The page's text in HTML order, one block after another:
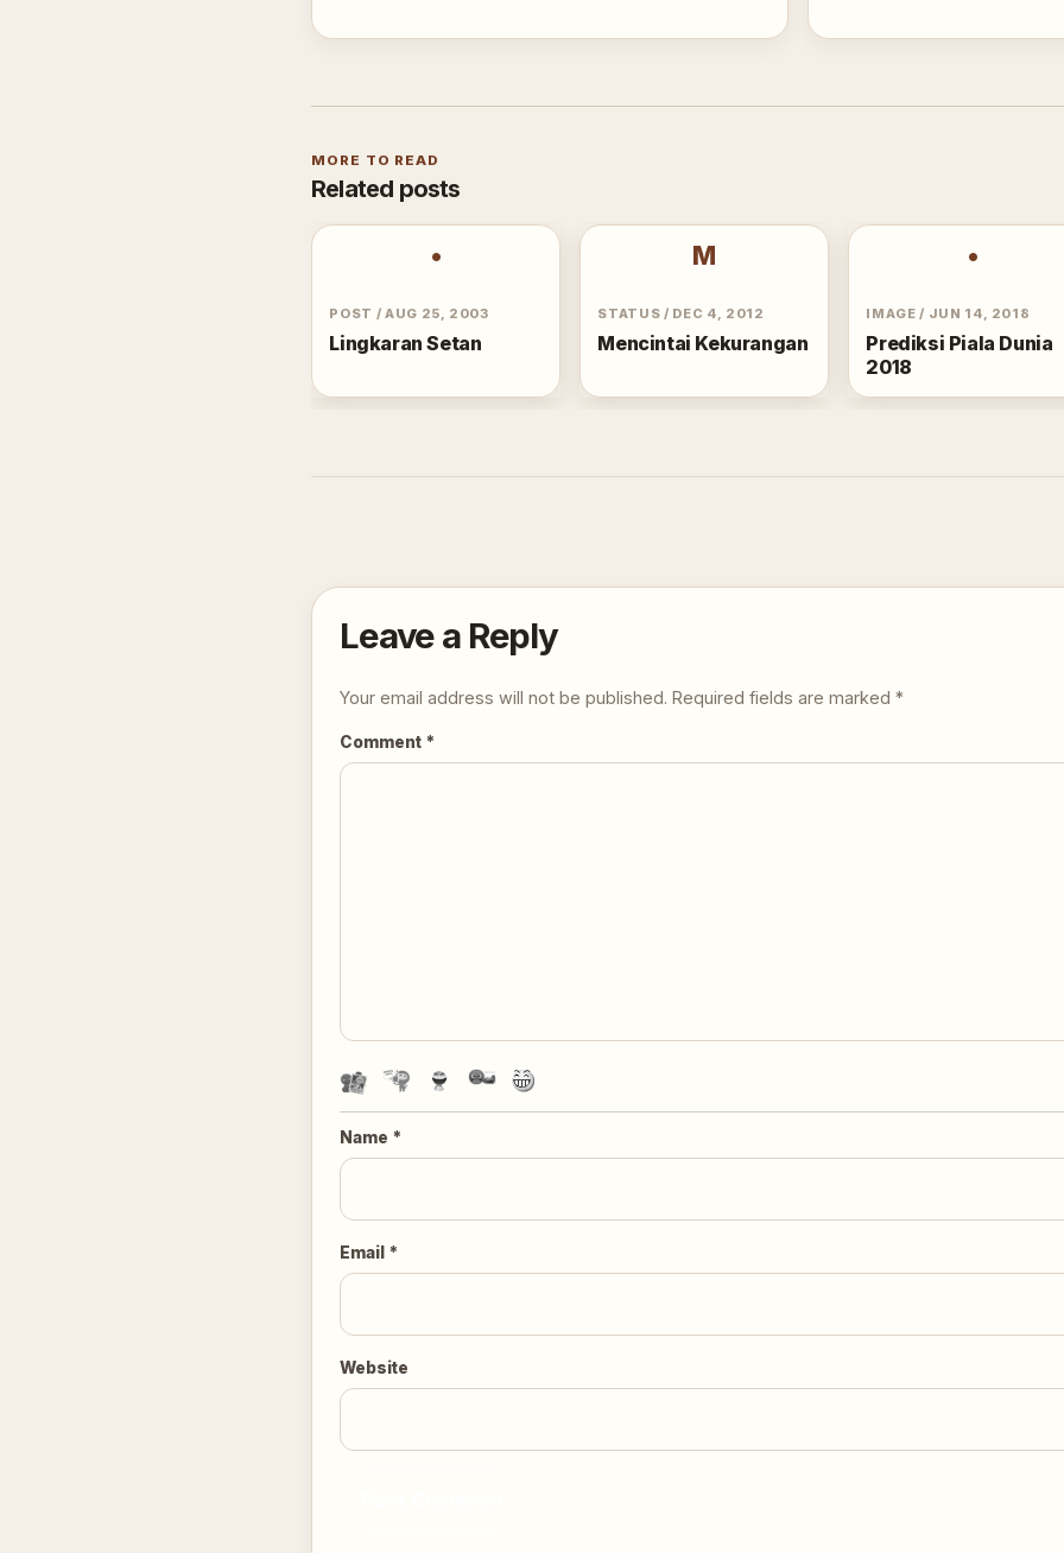
MORE TO READ
Related posts
•
POST / AUG 25, 2003
Lingkaran Setan
M
STATUS / DEC 4, 2012
Mencintai Kekurangan
•
IMAGE/ JUN 14, 2018
Prediksi Piala Dunia
2018
Leave a Reply
Your email address will not be published. Required fields are marked*
Comment *
Name *
Email *
Website